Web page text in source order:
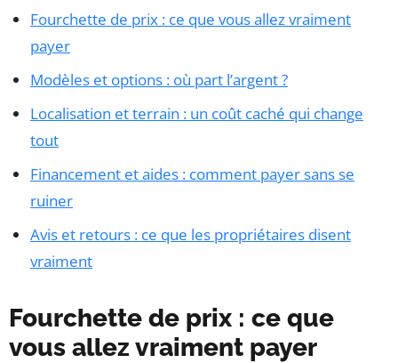
Fourchette de prix : ce que vous allez vraiment
payer
Modèles et options : où part l’argent ?
Localisation et terrain : un coût caché qui change
tout
Financement et aides : comment payer sans se
ruiner
Avis et retours : ce que les propriétaires disent
vraiment
Fourchette de prix : ce que
vous allez vraiment payer